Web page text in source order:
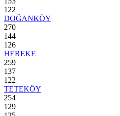
122
DOĞANKÖY
270
144
126
HEREKE
259
137
122
TETEKÖY
254
129